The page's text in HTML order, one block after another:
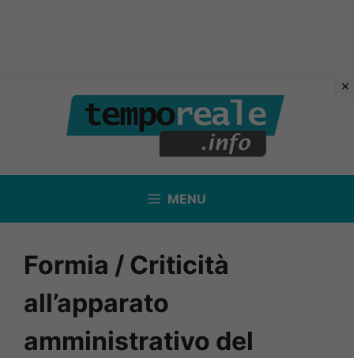
contenuto
MENU
Formia / Criticità
all’apparato
amministrativo del